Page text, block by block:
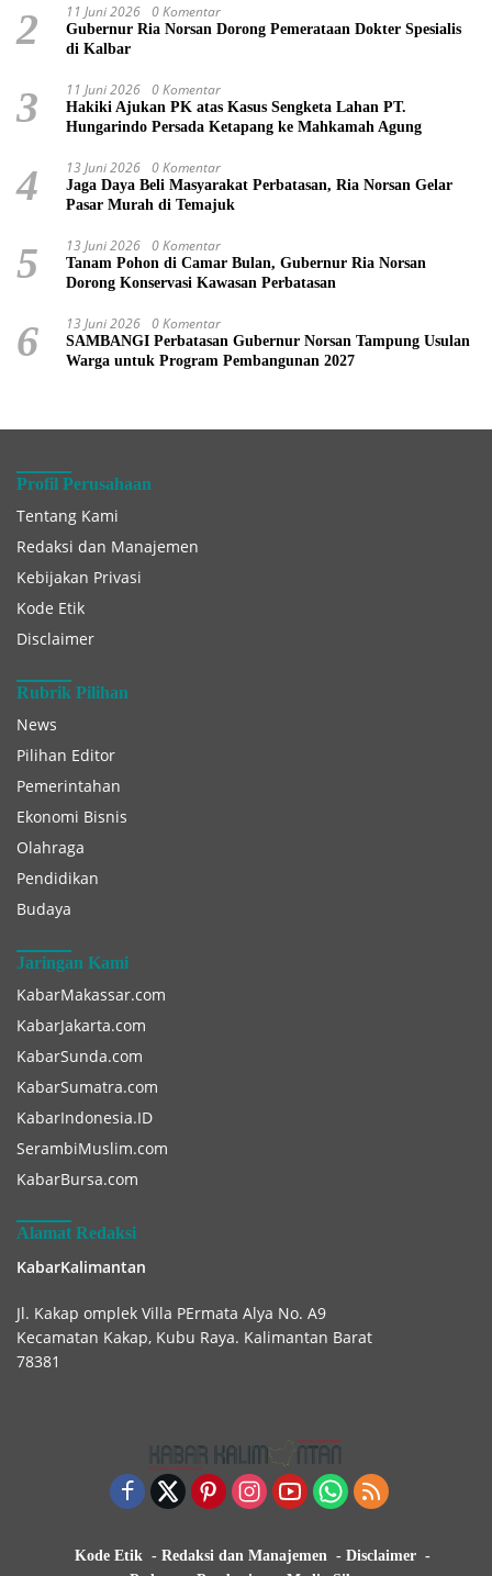
2 11 Juni 2026 0 Komentar
Gubernur Ria Norsan Dorong Pemerataan Dokter Spesialis
di Kalbar
3 11 Juni 2026 0 Komentar
Hakiki Ajukan PK atas Kasus Sengketa Lahan PT.
Hungarindo Persada Ketapang ke Mahkamah Agung
4 13 Juni 2026 0 Komentar
Jaga Daya Beli Masyarakat Perbatasan, Ria Norsan Gelar
Pasar Murah di Temajuk
5 13 Juni 2026 0 Komentar
Tanam Pohon di Camar Bulan, Gubernur Ria Norsan
Dorong Konservasi Kawasan Perbatasan
6 13 Juni 2026 0 Komentar
SAMBANGI Perbatasan Gubernur Norsan Tampung Usulan
Warga untuk Program Pembangunan 2027
Profil Perusahaan
Tentang Kami
Redaksi dan Manajemen
Kebijakan Privasi
Kode Etik
Disclaimer
Rubrik Pilihan
News
Pilihan Editor
Pemerintahan
Ekonomi Bisnis
Olahraga
Pendidikan
Budaya
Jaringan Kami
KabarMakassar.com
KabarJakarta.com
KabarSunda.com
KabarSumatra.com
KabarIndonesia.ID
SerambiMuslim.com
KabarBursa.com
Alamat Redaksi
KabarKalimantan
Jl. Kakap omplek Villa PErmata Alya No. A9
Kecamatan Kakap, Kubu Raya. Kalimantan Barat
78381
Kode Etik Redaksi dan Manajemen
Disclaimer